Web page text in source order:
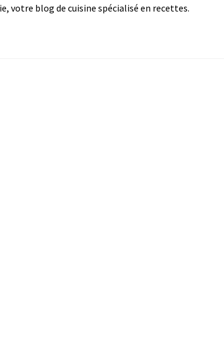
votre blog de cuisine spécialisé en recettes.